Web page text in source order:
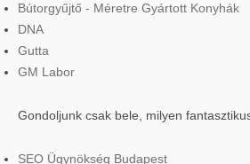
Bútorgyűjtő - Méretre Gyártott Konyhák
DNA
Gutta
GM Labor
Gondoljunk csak bele, milyen
SEO Ügynökség Budapest